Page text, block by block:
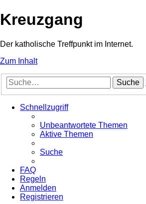
Kreuzgang
Der katholische Treffpunkt im Internet.
Zum Inhalt
Suche
Schnellzugriff
Unbeantwortete Themen
Aktive Themen
Suche
FAQ
Regeln
Anmelden
Registrieren